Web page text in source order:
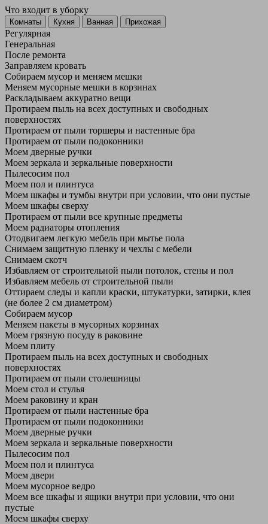
Что входит в уборку
Регу­лярная
Гене­ральная
После ремонта
Заправляем кровать
Собираем мусор и меняем мешки
Меняем мусорные мешки в корзинах
Раскладываем аккуратно вещи
Протираем пыль на всех доступных и свободных
поверхностях
Протираем от пыли торшеры и настенные бра
Протираем от пыли подоконники
Моем дверные ручки
Моем зеркала и зеркальные поверхности
Пылесосим пол
Моем пол и плинтуса
Моем шкафы и тумбы внутри при условии, что они пустые
Моем шкафы сверху
Протираем от пыли все крупные предметы
Моем радиаторы отопления
Отодвигаем легкую мебель при мытье пола
Снимаем защитную пленку и чехлы с мебели
Снимаем скотч
Избавляем от строительной пыли потолок, стены и пол
Избавляем мебель от строительной пыли
Оттираем следы и капли краски, штукатурки, затирки, клея
(не более 2 см диаметром)
Собираем мусор
Меняем пакеты в мусорных корзинах
Моем грязную посуду в раковине
Моем плиту
Протираем пыль на всех доступных и свободных
поверхностях
Протираем от пыли столешницы
Моем стол и стулья
Моем раковину и кран
Протираем от пыли настенные бра
Протираем от пыли подоконники
Моем дверные ручки
Моем зеркала и зеркальные поверхности
Пылесосим пол
Моем пол и плинтуса
Моем двери
Моем мусорное ведро
Моем все шкафы и ящики внутри при условии, что они
пустые
Моем шкафы сверху